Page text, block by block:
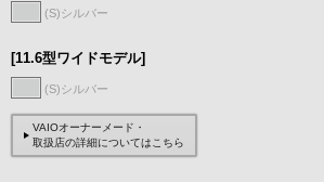
(S)シルバー
[11.6型ワイドモデル]
(S)シルバー
VAIOオーナーメード・
取扱店の詳細についてはこちら